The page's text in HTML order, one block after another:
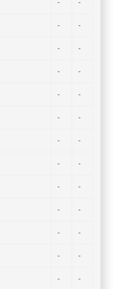
- -
- -
- -
- -
- -
- -
- -
- -
- -
- -
- -
- -
- -